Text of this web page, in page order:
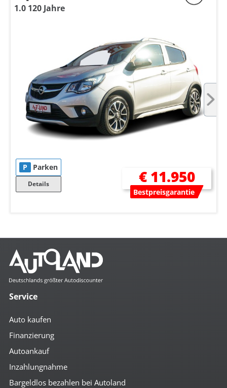
1.0 120 Jahre
P Parken
Details € 11.950
Bestpreisgarantie
Service
Auto kaufen
Finanzierung
Autoankauf
Inzahlungnahme
Bargeldlos bezahlen bei Autoland